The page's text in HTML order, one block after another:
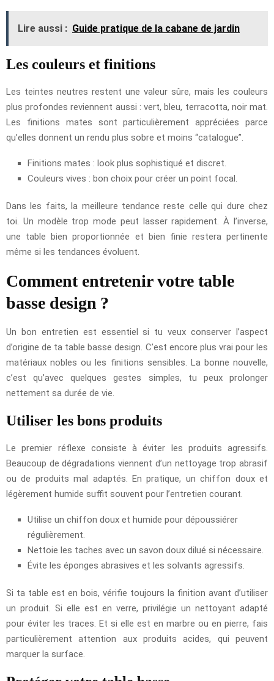
Lire aussi : Guide pratique de la cabane de jardin
Les couleurs et finitions
Les teintes neutres restent une valeur sûre, mais les couleurs
plus profondes reviennent aussi : vert, bleu, terracotta, noir mat.
Les finitions mates sont particulièrement appréciées parce
qu’elles donnent un rendu plus sobre et moins “catalogue”.
Finitions mates : look plus sophistiqué et discret.
Couleurs vives : bon choix pour créer un point focal.
Dans les faits, la meilleure tendance reste celle qui dure chez
toi. Un modèle trop mode peut lasser rapidement. À l’inverse,
une table bien proportionnée et bien finie restera pertinente
même si les tendances évoluent.
Comment entretenir votre table
basse design ?
Un bon entretien est essentiel si tu veux conserver l’aspect
d’origine de ta table basse design. C’est encore plus vrai pour les
matériaux nobles ou les finitions sensibles. La bonne nouvelle,
c’est qu’avec quelques gestes simples, tu peux prolonger
nettement sa durée de vie.
Utiliser les bons produits
Le premier réflexe consiste à éviter les produits agressifs.
Beaucoup de dégradations viennent d’un nettoyage trop abrasif
ou de produits mal adaptés. En pratique, un chiffon doux et
légèrement humide suffit souvent pour l’entretien courant.
Utilise un chiffon doux et humide pour dépoussiérer
régulièrement.
Nettoie les taches avec un savon doux dilué si nécessaire.
Évite les éponges abrasives et les solvants agressifs.
Si ta table est en bois, vérifie toujours la finition avant d’utiliser
un produit. Si elle est en verre, privilégie un nettoyant adapté
pour éviter les traces. Et si elle est en marbre ou en pierre, fais
particulièrement attention aux produits acides, qui peuvent
marquer la surface.